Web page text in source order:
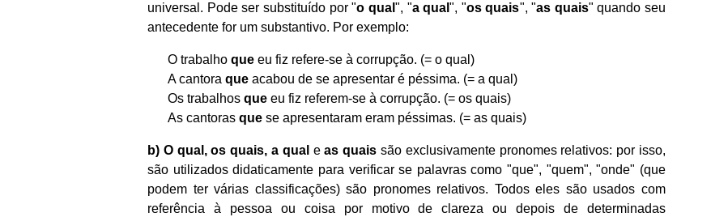
universal. Pode ser substituído por "o qual ", "a qual", "os quais", "as quais" quando seu
antecedente for um substantivo. Por exemplo:
O trabalho que eu fiz refere-se à corrupção. (= o qual)
A cantora que acabou de se apresentar é péssima. (= a qual)
Os trabalhos que eu fiz referem-se à corrupção. (= os quais)
As cantoras que se apresentaram eram péssimas. (= as quais)
b) O qual, os quais, a qual eas quaissão exclusivamente pronomes relativos: por isso,
são utilizados didaticamente para verificar se palavras como "que", "quem", "onde" (que
podem ter várias classificações) são pronomes relativos. Todos eles são usados com
referência à pessoa ou coisa por motivo de clareza ou depois de determinadas